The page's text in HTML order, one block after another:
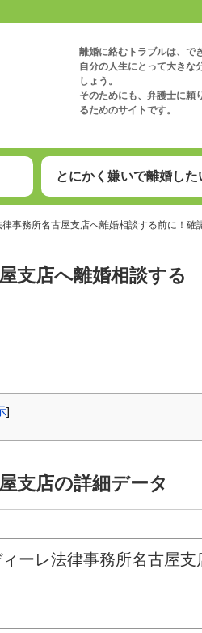
離婚に絡むトラブルは、で
自分の人生にとって大きな
しょう。
そのためにも、弁護士に頼
るためのサイトです。
とにかく嫌いで離婚した
事務所名古屋支店へ離婚相談する前に！確
支店へ離婚相談する
]
支店の詳細データ
ーレ法律事務所名古屋支